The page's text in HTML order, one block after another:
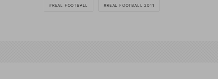
REAL FOOTBALL REAL FOOTBALL 2011